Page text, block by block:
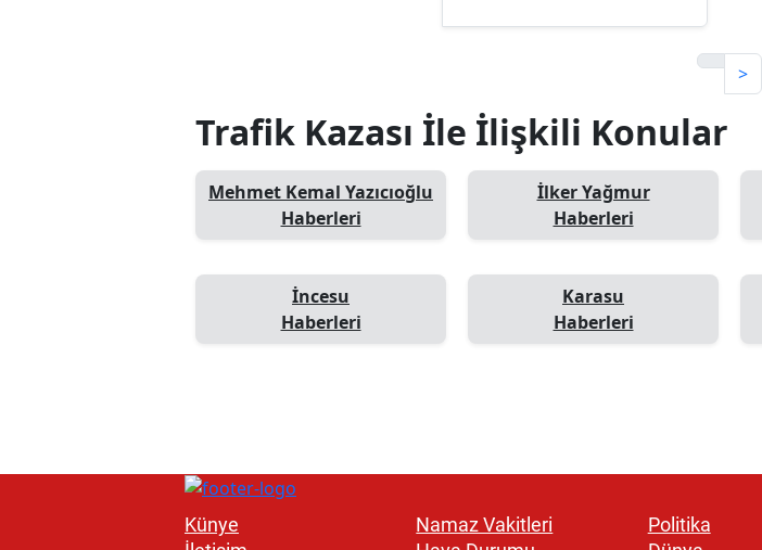
>
Trafik Kazası İle İlişkili Konular
Mehmet Kemal Yazıcıoğlu
Haberleri
İlker Yağmur
Haberleri
İncesu
Haberleri
Karasu
Haberleri
Künye
Namaz Vakitleri
Politika